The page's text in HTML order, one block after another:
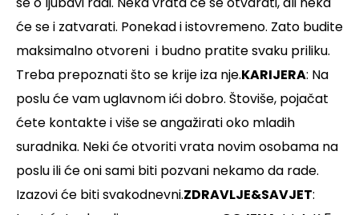
će se i zatvarati. Ponekad i istovremeno. Zato budite
maksimalno otvoreni i budno pratite svaku priliku.
Treba prepoznati što se krije iza nje.KARIJERA: Na
poslu će vam uglavnom ići dobro. Štoviše, pojačat
ćete kontakte i više se angažirati oko mladih
suradnika. Neki će otvoriti vrata novim osobama na
poslu ili će oni sami biti pozvani nekamo da rade.
Izazovi će biti svakodnevni.ZDRAVLJE&SAVJET: